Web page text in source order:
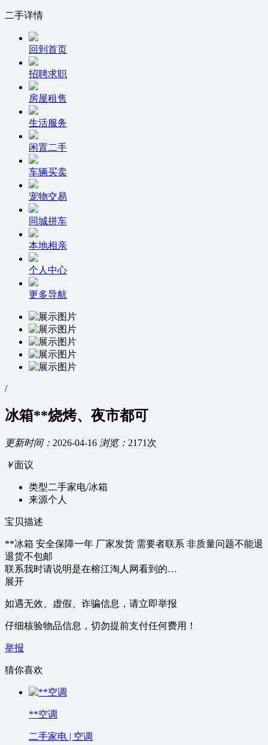
二手详情
回到首页
招聘求职
房屋租售
生活服务
闲置二手
车辆买卖
宠物交易
同城拼车
本地相亲
个人中心
更多导航
/
冰箱**烧烤、夜市都可
更新时间： 2026-04-16 浏览： 2171次
￥面议
类型二手家电/冰箱
来源个人
宝贝描述
**冰箱 安全保障一年 厂家发货 需要者联系 非质量问题不能退
退货不包邮
联系我时请说明是在榕江淘人网看到的…
展开
如遇无效、虚假、诈骗信息，请立即举报
仔细核验物品信息，切勿提前支付任何费用！
举报
猜你喜欢
**空调
二手家电 | 空调